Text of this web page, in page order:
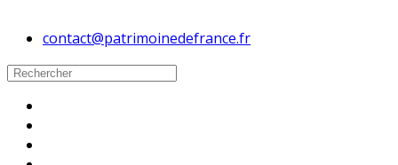
contact@patrimoinedefrance.fr